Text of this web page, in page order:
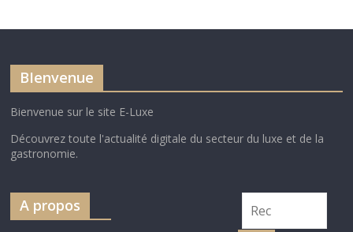
BIenvenue
Bienvenue sur le site E-Luxe
Découvrez toute l'actualité digitale du secteur du luxe et de la
gastronomie.
A propos